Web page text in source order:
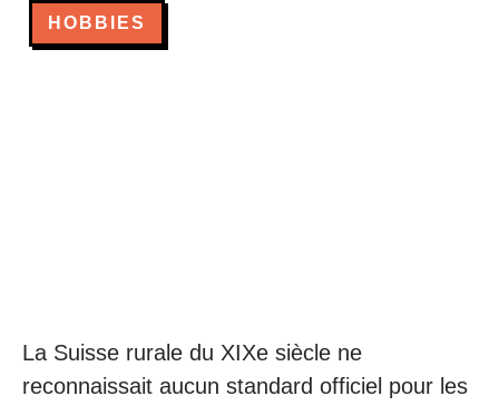
HOBBIES
La Suisse rurale du XIXe siècle ne
reconnaissait aucun standard officiel pour les